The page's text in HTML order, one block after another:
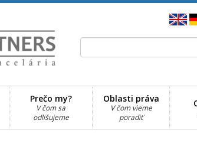
Prečo my?
V čom sa
odlišujeme
Oblasti práva
V čom vieme
poradiť